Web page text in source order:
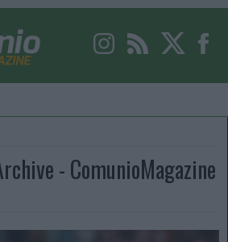
- ComunioMagazine